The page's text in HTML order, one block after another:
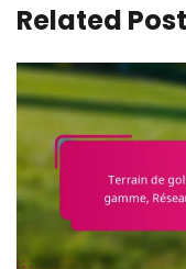
Related